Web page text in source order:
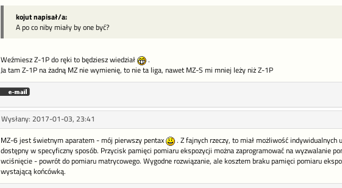
kojut napisał/a:
A po co niby miały by one być?
Weźmiesz Z-1P do ręki to będziesz wiedział
.
Ja tam Z-1P na żadną MZ nie wymienię, to nie ta liga, nawet MZ-S mi mniej leży niż Z-1P
Wysłany: 2017-01-03, 23:41
MZ-6 jest świetnym aparatem - mój pierwszy pentax
. Z fajnych rzeczy, to miał możliwość
dostępny w specyficzny sposób. Przycisk pamięci pomiaru ekspozycji można zaprogramować na wyzwalanie
wciśnięcie - powrót do pomiaru matrycowego. Wygodne rozwiązanie, ale kosztem braku pamięci pomiaru
wystającą końcówką.